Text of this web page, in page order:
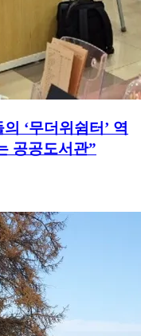
‘무더위쉼터’ 역
공공도서관”